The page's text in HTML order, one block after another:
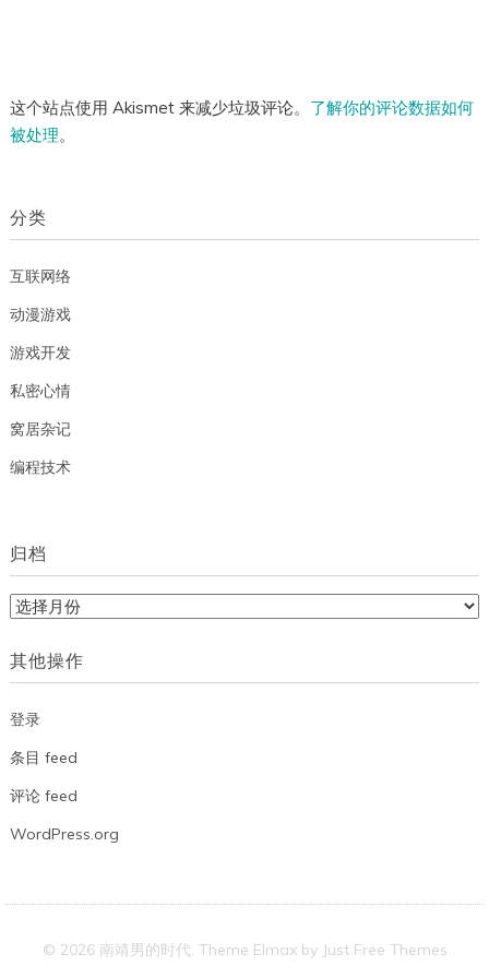
这个站点使用 Akismet 来减少垃圾评论。 了解你的评论数据如何
被处理。
分类
互联网络
动漫游戏
游戏开发
私密心情
窝居杂记
编程技术
归档
归
其他操作
登录
条目 feed
评论 feed
WordPress.org
© 2026 南靖男的时代. Theme Elmax by Just Free Themes